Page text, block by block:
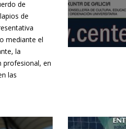
de
de
mediante el
la
profesional, en
las